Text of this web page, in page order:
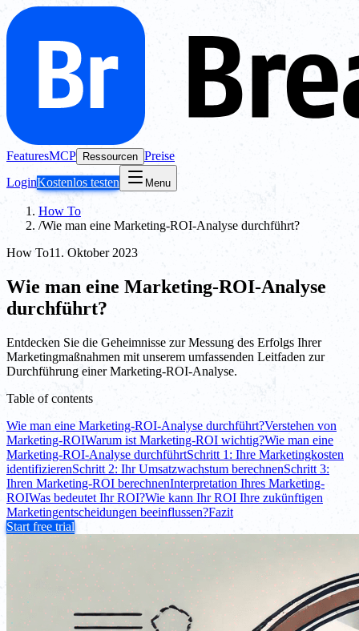
FeaturesMCP Ressourcen Preise
LoginKostenlos testen Menu
How To
/Wie man eine Marketing-ROI-Analyse durchführt?
How To11. Oktober 2023
Wie man eine Marketing-ROI-Analyse
durchführt?
Entdecken Sie die Geheimnisse zur Messung des Erfolgs Ihrer
Marketingmaßnahmen mit unserem umfassenden Leitfaden zur
Durchführung einer Marketing-ROI-Analyse.
Table of contents
Wie man eine Marketing-ROI-Analyse durchführt?Verstehen von
Marketing-ROIWarum ist Marketing-ROI wichtig?Wie man eine
Marketing-ROI-Analyse durchführtSchritt 1: Ihre Marketingkosten
identifizierenSchritt 2: Ihr Umsatzwachstum berechnenSchritt 3:
Ihren Marketing-ROI berechnenInterpretation Ihres Marketing-
ROIWas bedeutet Ihr ROI?Wie kann Ihr ROI Ihre zukünftigen
Marketingentscheidungen beeinflussen?Fazit
Start free trial